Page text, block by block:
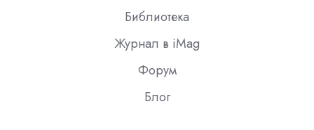
Библиотека
Журнал в iMag
Форум
Блог